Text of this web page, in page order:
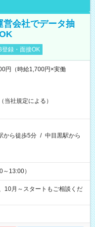
営会社でデータ抽
登録・面接OK
円（時給1,700円×実働
当社規定による）
から徒歩5分 / 中目黒駅から
13:00）
月～スタートもご相談くだ